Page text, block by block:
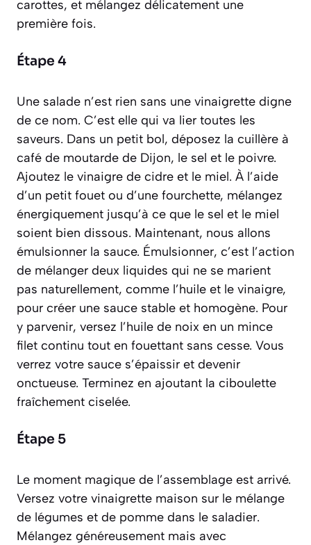
carottes, et mélangez délicatement une
première fois.
Étape 4
Une salade n’est rien sans une vinaigrette digne
de ce nom. C’est elle qui va lier toutes les
saveurs. Dans un petit bol, déposez la cuillère à
café de moutarde de Dijon, le sel et le poivre.
Ajoutez le vinaigre de cidre et le miel. À l’aide
d’un petit fouet ou d’une fourchette, mélangez
énergiquement jusqu’à ce que le sel et le miel
soient bien dissous. Maintenant, nous allons
émulsionner la sauce. Émulsionner, c’est l’action
de mélanger deux liquides qui ne se marient
pas naturellement, comme l’huile et le vinaigre,
pour créer une sauce stable et homogène. Pour
y parvenir, versez l’huile de noix en un mince
filet continu tout en fouettant sans cesse. Vous
verrez votre sauce s’épaissir et devenir
onctueuse. Terminez en ajoutant la ciboulette
fraîchement ciselée.
Étape 5
Le moment magique de l’assemblage est arrivé.
Versez votre vinaigrette maison sur le mélange
de légumes et de pomme dans le saladier.
Mélangez généreusement mais avec